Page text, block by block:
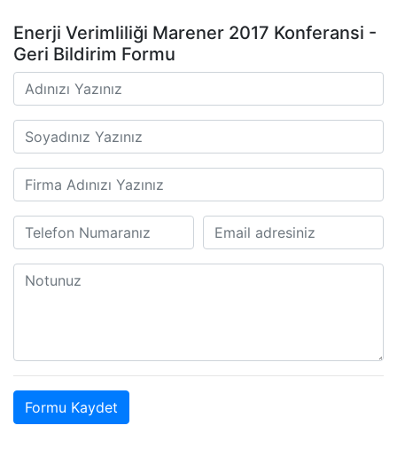
Enerji Verimliliği Marener 2017 Konferansi -
Geri Bildirim Formu
Formu Kaydet